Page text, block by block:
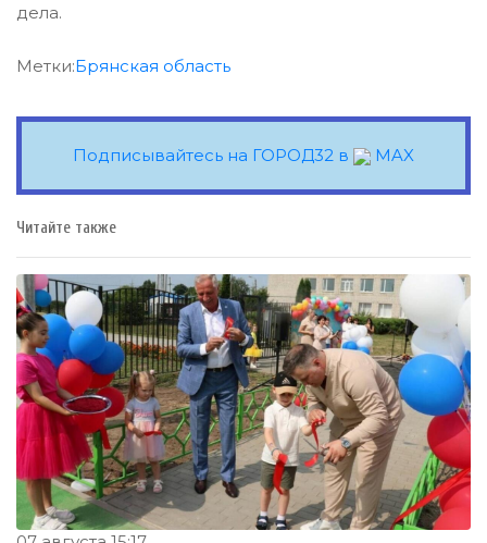
дела.
Метки:Брянская область
Подписывайтесь на ГОРОД32 в MAX
Читайте также